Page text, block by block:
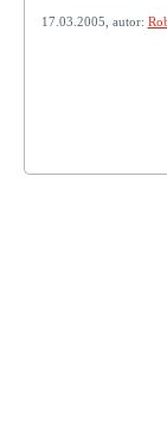
17.03.2005, autor: